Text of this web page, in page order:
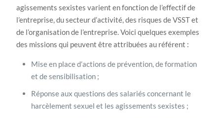
agissements sexistes varient en fonction de l’effectif de
l’entreprise, du secteur d’activité, des risques de VSST et
de l’organisation de l’entreprise. Voici quelques exemples
des missions qui peuvent être attribuées au référent :
Mise en place d’actions de prévention, de formation
et de sensibilisation ;
Réponse aux questions des salariés concernant le
harcèlement sexuel et les agissements sexistes ;